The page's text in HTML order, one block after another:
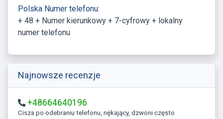
Polska Numer telefonu:
+ 48 + Numer kierunkowy + 7-cyfrowy + lokalny
numer telefonu
Najnowsze recenzje
+48664640196
Cisza po odebraniu telefonu, nękający, dzwoni często